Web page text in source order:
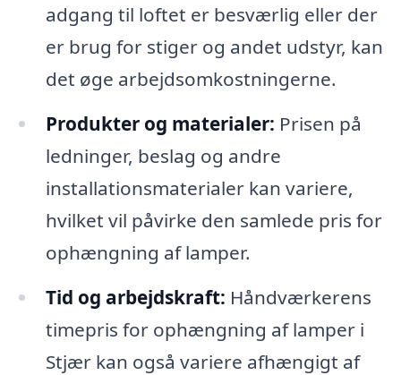
adgang til loftet er besværlig eller der
er brug for stiger og andet udstyr, kan
det øge arbejdsomkostningerne.
Produkter og materialer: Prisen på
ledninger, beslag og andre
installationsmaterialer kan variere,
hvilket vil påvirke den samlede pris for
ophængning af lamper.
Tid og arbejdskraft: Håndværkerens
timepris for ophængning af lamper i
Stjær kan også variere afhængigt af